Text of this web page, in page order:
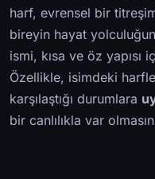
harf, evrensel bir
bireyin hayat
ismi, kısa ve öz yapısı
Özellikle, isimdeki
karşılaştığı durumlara
bir canlılıkla var